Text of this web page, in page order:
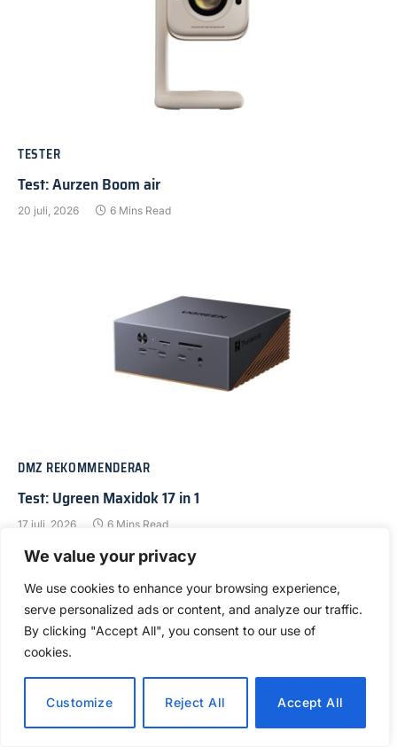
We value your privacy
We use cookies to enhance your browsing experience,
serve personalized ads or content, and analyze our traffic.
By clicking "Accept All", you consent to our use of
cookies.
Customize Reject All Accept All
TESTER
Test: Aurzen Boom air
20 juli, 2026 6 Mins Read
DMZ REKOMMENDERAR
Test: Ugreen Maxidok 17 in 1
17 juli, 2026 6 Mins Read
VIEW 2 COMMENTS